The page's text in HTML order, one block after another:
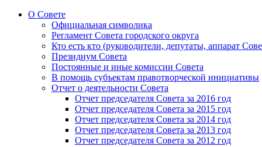
О Совете
Официальная символика
Регламент Совета городского округа
Кто есть кто (руководители, депутаты, аппарат
Президиум Совета
Постоянные и иные комиссии Совета
В помощь субъектам правотворческой инициативы
Отчет о деятельности Совета
Отчет председателя Совета за 2016 год
Отчет председателя Совета за 2015 год
Отчет председателя Совета за 2014 год
Отчет председателя Совета за 2013 год
Отчет председателя Совета за 2012 год